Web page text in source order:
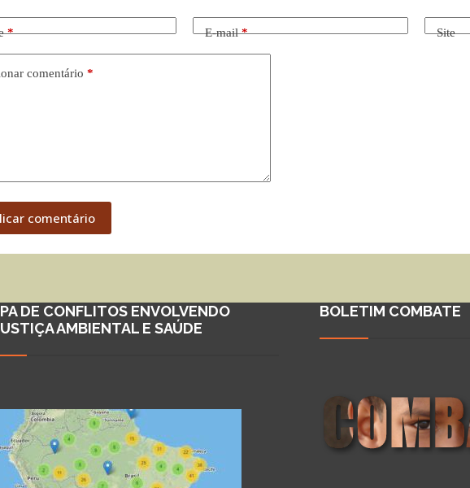
* E-mail* Site
comentário *
comentário
DE CONFLITOS ENVOLVENDO
AMBIENTAL E SAÚDE
BOLETIM COMBATE